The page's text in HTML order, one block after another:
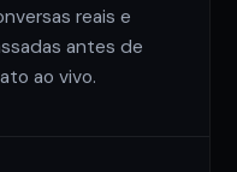
reais e
antes de
ao vivo.